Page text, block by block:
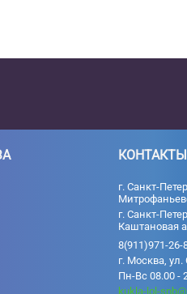
КОНТАКТЫ
г. Санкт-
г. Санкт-
Каштановая
8(911)971-26-
г. Москва, ул.
Пн-Вс 08.00 -
kukla-lol-